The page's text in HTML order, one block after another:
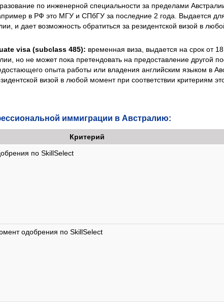
по инженерной специальности за пределами
в РФ это МГУ и СПбГУ за последние 2 года. Выдается
и дает возможность обратиться за резидентской визой в
visa (subclass 485): временная виза, выдается на срок от
но не может пока претендовать на предоставление другой
опыта работы или владения английским языком в
визой в любой момент при соответствии критериям
иммиграции в Австралию:
Критерий
по SkillSelect
одобрения по SkillSelect